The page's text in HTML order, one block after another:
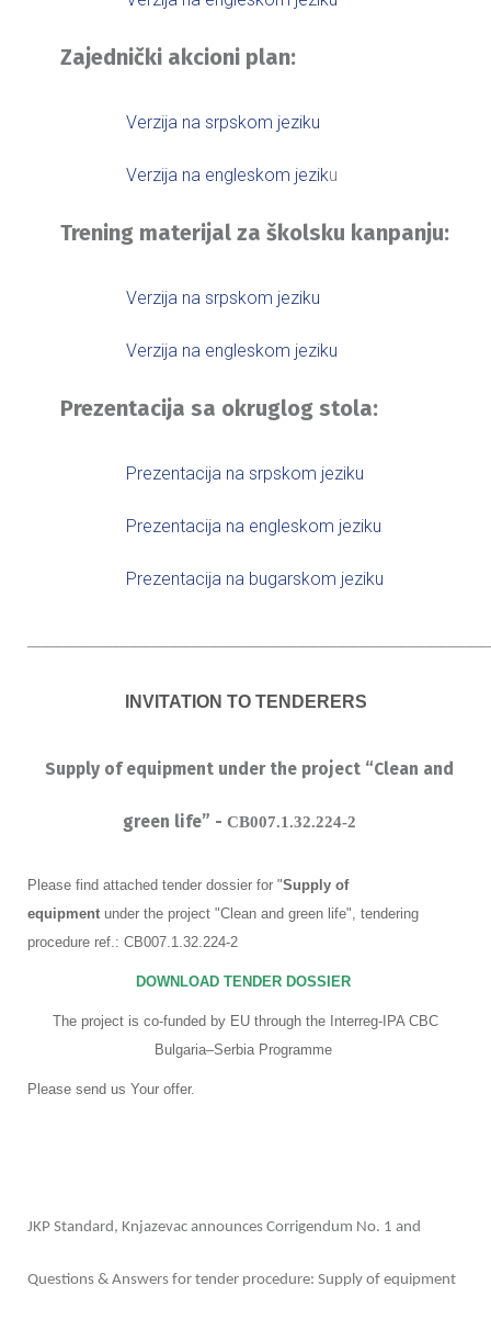
Zajednički akcioni plan:
Verzija na srpskom jeziku
Verzija na engleskom jeziku
Trening materijal za školsku kanpanju:
Verzija na srpskom jeziku
Verzija na engleskom jeziku
Prezentacija sa okruglog stola:
Prezentacija na srpskom jeziku
Prezentacija na engleskom jeziku
Prezentacija na bugarskom jeziku
INVITATION TO TENDERERS
Supply of equipmentunderthe project “Clean and
green life” - CB007.1.32.224-2
Please find attached tender dossier for "Supply of
equipment under the project "Clean and green life", tendering
procedure ref.: CB007.1.32.224-2
DOWNLOAD TENDER DOSSIER
The project is co-funded by EU through the Interreg-IPA CBC
Bulgaria–Serbia Programme
Please send us Your offer.
JKP Standard, Knjazevac announces Corrigendum No. 1 and
Questions & Answers for tender procedure: Supply of equipment